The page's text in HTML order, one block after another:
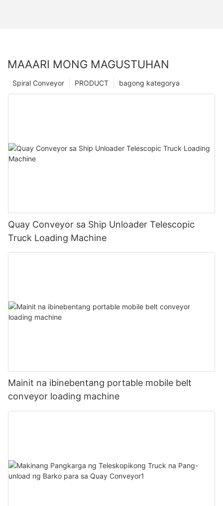
MAAARI MONG MAGUSTUHAN
bagong kategorya
PRODUCT
Spiral Conveyor
Quay Conveyor sa Ship Unloader Telescopic
Truck Loading Machine
Mainit na ibinebentang portable mobile belt
conveyor loading machine